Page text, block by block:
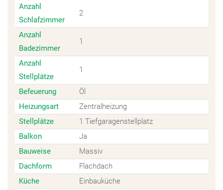
Anzahl
Schlafzimmer
2
Anzahl
Badezimmer
1
Anzahl
Stellplätze
1
Befeuerung
Öl
Heizungsart
Zentralheizung
Stellplätze
1 Tiefgaragenstellplatz
Balkon
Ja
Bauweise
Massiv
Dachform
Flachdach
Küche
Einbauküche